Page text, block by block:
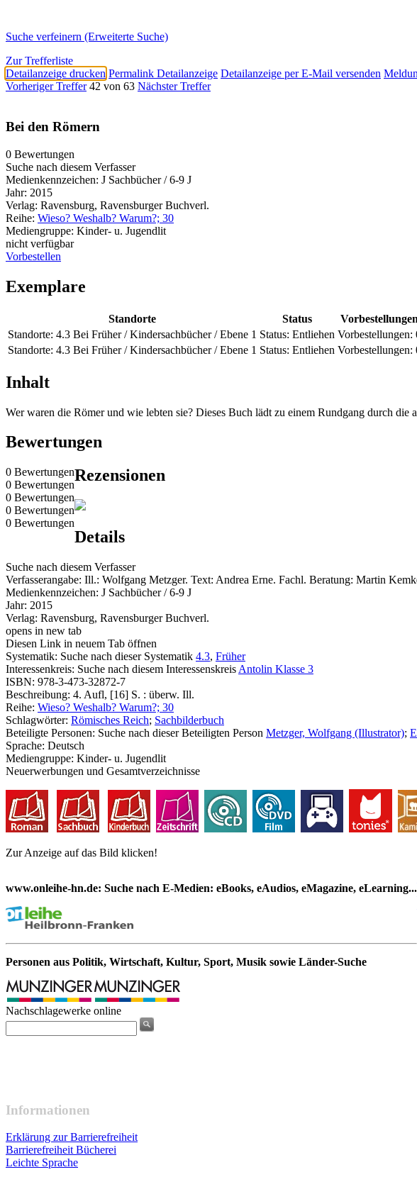
Suche verfeinern (Erweiterte Suche)
Zur Trefferliste
Detailanzeige drucken Permalink Detailanzeige Detailanzeige per E-Mail versenden
Vorheriger Treffer 42 von 63 Nächster Treffer
Bei den Römern
0 Bewertungen
Suche nach diesem Verfasser
Medienkennzeichen: J Sachbücher / 6-9 J
Jahr: 2015
Verlag: Ravensburg, Ravensburger Buchverl.
Reihe: Wieso? Weshalb? Warum?; 30
Mediengruppe: Kinder- u. Jugendlit
nicht verfügbar
Vorbestellen
Exemplare
Standorte Status Vorbestellungen
Standorte: 4.3 Bei Früher / Kindersachbücher / Ebene 1 Status: Entliehen Vorbestellungen:
Standorte: 4.3 Bei Früher / Kindersachbücher / Ebene 1 Status: Entliehen Vorbestellungen:
Inhalt
Wer waren die Römer und wie lebten sie? Dieses Buch lädt zu einem Rundgang durch
Bewertungen
0 Bewertungen
0 Bewertungen
0 Bewertungen
0 Bewertungen
0 Bewertungen
Rezensionen
Details
Suche nach diesem Verfasser
Verfasserangabe: Ill.: Wolfgang Metzger. Text: Andrea Erne. Fachl. Beratung: Martin
Medienkennzeichen: J Sachbücher / 6-9 J
Jahr: 2015
Verlag: Ravensburg, Ravensburger Buchverl.
opens in new tab
Diesen Link in neuem Tab öffnen
Systematik: Suche nach dieser Systematik 4.3, Früher
Interessenkreis: Suche nach diesem Interessenskreis Antolin Klasse 3
ISBN: 978-3-473-32872-7
Beschreibung: 4. Aufl, [16] S. : überw. Ill.
Reihe: Wieso? Weshalb? Warum?; 30
Schlagwörter: Römisches Reich; Sachbilderbuch
Beteiligte Personen: Suche nach dieser Beteiligten Person Metzger, Wolfgang (Illustrator);
Sprache: Deutsch
Mediengruppe: Kinder- u. Jugendlit
Neuerwerbungen und Gesamtverzeichnisse
Zur Anzeige auf das Bild klicken!
www.onleihe-hn.de: Suche nach E-Medien: eBooks, eAudios, eMagazine, eLearning...
Personen aus Politik, Wirtschaft, Kultur, Sport, Musik sowie Länder-Suche
Nachschlagewerke online
Informationen
Erklärung zur Barrierefreiheit
Barrierefreiheit Bücherei
Leichte Sprache